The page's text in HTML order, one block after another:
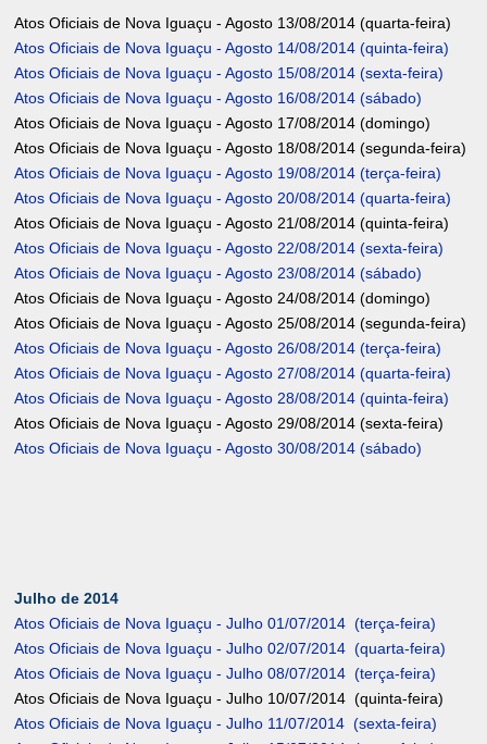
Atos Oficiais de Nova Iguaçu - Agosto 13/08/2014 (quarta-feira)
Atos Oficiais de Nova Iguaçu - Agosto 14/08/2014 (quinta-feira)
Atos Oficiais de Nova Iguaçu - Agosto 15/08/2014 (sexta-feira)
Atos Oficiais de Nova Iguaçu - Agosto 16/08/2014 (sábado)
Atos Oficiais de Nova Iguaçu - Agosto 17/08/2014 (domingo)
Atos Oficiais de Nova Iguaçu - Agosto 18/08/2014 (segunda-feira)
Atos Oficiais de Nova Iguaçu - Agosto 19/08/2014 (terça-feira)
Atos Oficiais de Nova Iguaçu - Agosto 20/08/2014 (quarta-feira)
Atos Oficiais de Nova Iguaçu - Agosto 21/08/2014 (quinta-feira)
Atos Oficiais de Nova Iguaçu - Agosto 22/08/2014 (sexta-feira)
Atos Oficiais de Nova Iguaçu - Agosto 23/08/2014 (sábado)
Atos Oficiais de Nova Iguaçu - Agosto 24/08/2014 (domingo)
Atos Oficiais de Nova Iguaçu - Agosto 25/08/2014 (segunda-feira)
Atos Oficiais de Nova Iguaçu - Agosto 26/08/2014 (terça-feira)
Atos Oficiais de Nova Iguaçu - Agosto 27/08/2014 (quarta-feira)
Atos Oficiais de Nova Iguaçu - Agosto 28/08/2014 (quinta-feira)
Atos Oficiais de Nova Iguaçu - Agosto 29/08/2014 (sexta-feira)
Atos Oficiais de Nova Iguaçu - Agosto 30/08/2014 (sábado)
Julho de 2014
Atos Oficiais de Nova Iguaçu - Julho 01/07/2014 (terça-feira)
Atos Oficiais de Nova Iguaçu - Julho 02/07/2014 (quarta-feira)
Atos Oficiais de Nova Iguaçu - Julho 08/07/2014 (terça-feira)
Atos Oficiais de Nova Iguaçu - Julho 10/07/2014 (quinta-feira)
Atos Oficiais de Nova Iguaçu - Julho 11/07/2014 (sexta-feira)